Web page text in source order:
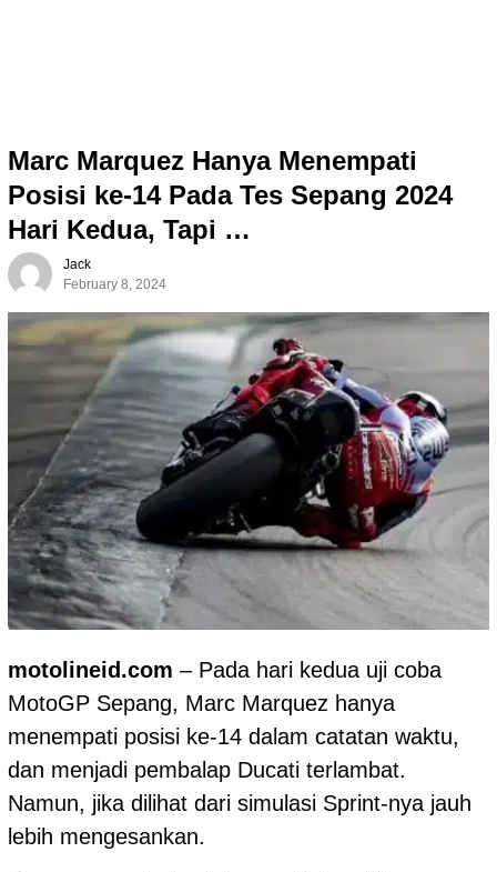
Marc Marquez Hanya Menempati
Posisi ke-14 Pada Tes Sepang 2024
Hari Kedua, Tapi …
Jack
February 8, 2024
motolineid.com – Pada hari kedua uji coba
MotoGP Sepang, Marc Marquez hanya
menempati posisi ke-14 dalam catatan waktu,
dan menjadi pembalap Ducati terlambat.
Namun, jika dilihat dari simulasi Sprint-nya jauh
lebih mengesankan.